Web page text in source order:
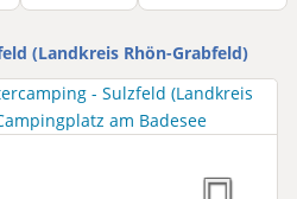
(Landkreis Rhön-Grabfeld)